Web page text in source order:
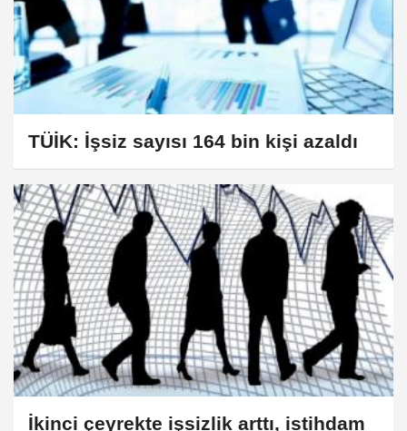
TÜİK: İşsiz sayısı 164 bin kişi azaldı
İkinci çeyrekte işsizlik arttı, istihdam